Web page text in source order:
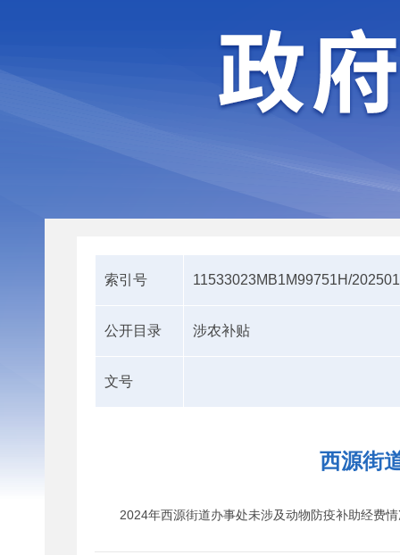
索引号 11533023MB1M99751H/
公开目录 涉农补贴
文号
西源街
2024年西源街道办事处未涉及动物防疫补助经费